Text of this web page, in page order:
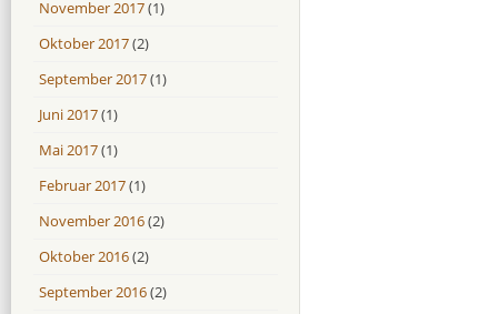
November 2017(1)
Oktober 2017(2)
September 2017(1)
Juni 2017(1)
Mai 2017(1)
Februar 2017(1)
November 2016(2)
Oktober 2016(2)
September 2016(2)